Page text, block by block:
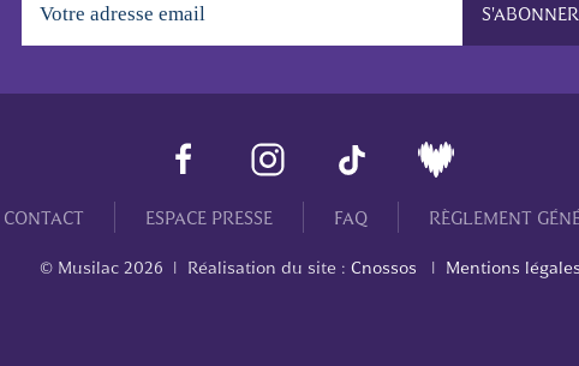
CONTACT ESPACE PRESSE FAQ RÈGLEMENT
© Musilac 2026 | Réalisation du site : Cnossos | Mentions légales